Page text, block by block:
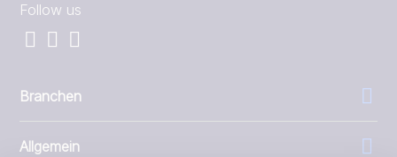
Follow us
Branchen
Allgemein